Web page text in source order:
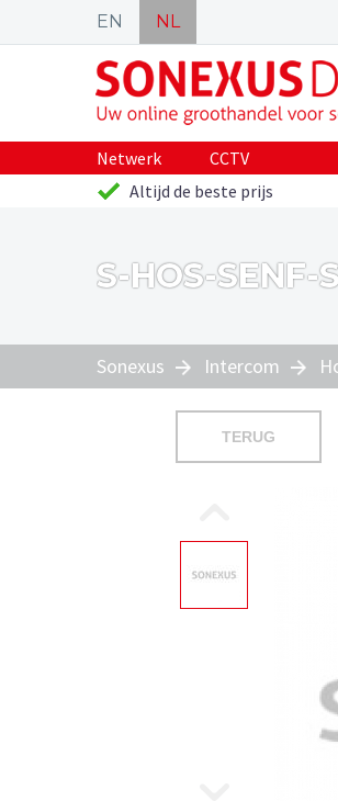
EN NL
Netwerk CCTV
Altijd de beste prijs
S-HOS-SENF-
Sonexus Intercom
TERUG